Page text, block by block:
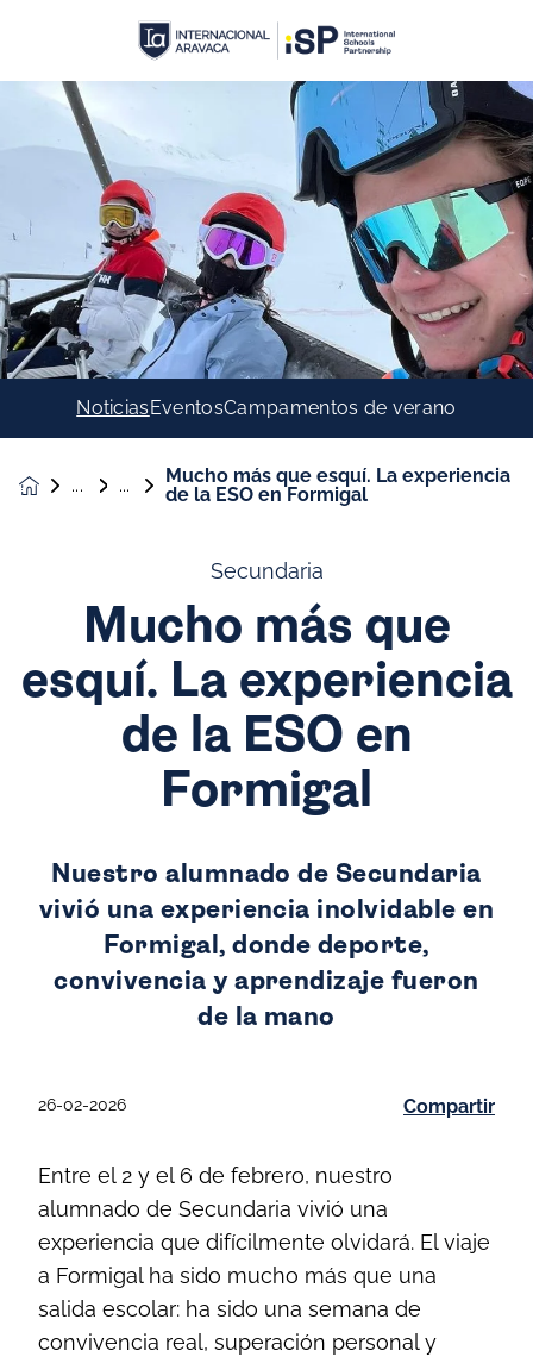
NoticiasEventosCampamentos de verano
Mucho más que esquí. La experiencia
de la ESO en Formigal
Secundaria
Mucho más que
esquí. La experiencia
de la ESO en
Formigal
Nuestro alumnado de Secundaria
vivió una experiencia inolvidable en
Formigal, donde deporte,
convivencia y aprendizaje fueron
de la mano
26-02-2026 Compartir
Entre el 2 y el 6 de febrero, nuestro
alumnado de Secundaria vivió una
experiencia que difícilmente olvidará. El viaje
a Formigal ha sido mucho más que una
salida escolar: ha sido una semana de
convivencia real, superación personal y